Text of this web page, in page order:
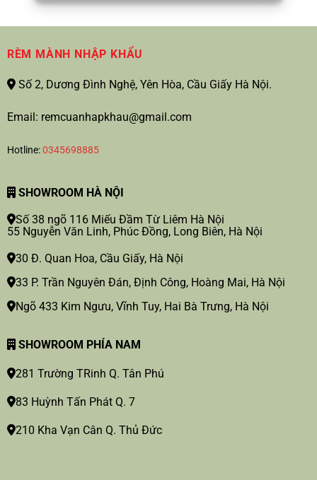
RÈM MÀNH NHẬP KHẨU
Số 2, Dương Đình Nghệ, Yên Hòa, Cầu Giấy Hà Nội.
Email: remcuanhapkhau@gmail.com
Hotline:0345698885
SHOWROOM HÀ NỘI
Số 38 ngõ 116 Miếu Đầm Từ Liêm Hà Nội
55 Nguyễn Văn Linh, Phúc Đồng, Long Biên, Hà Nội
30 Đ. Quan Hoa, Cầu Giấy, Hà Nội
33 P. Trần Nguyên Đán, Định Công, Hoàng Mai, Hà Nội
Ngõ 433 Kim Ngưu, Vĩnh Tuy, Hai Bà Trưng, Hà Nội
SHOWROOM PHÍA NAM
281 Trường TRinh Q. Tân Phú
83 Huỳnh Tấn Phát Q. 7
210 Kha Vạn Cân Q. Thủ Đức